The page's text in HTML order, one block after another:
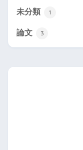
未分類 1
論文 3